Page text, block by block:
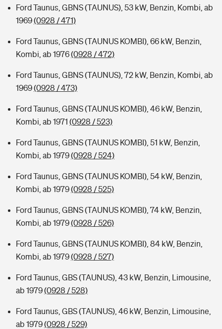
Ford Taunus, GBNS (TAUNUS), 53 kW, Benzin, Kombi, ab
1969(0928 / 471)
Ford Taunus, GBNS (TAUNUS KOMBI), 66 kW, Benzin,
Kombi, ab 1976(0928 / 472)
Ford Taunus, GBNS (TAUNUS), 72 kW, Benzin, Kombi, ab
1969(0928 / 473)
Ford Taunus, GBNS (TAUNUS KOMBI), 46 kW, Benzin,
Kombi, ab 1971 (0928 / 523)
Ford Taunus, GBNS (TAUNUS KOMBI), 51 kW, Benzin,
Kombi, ab 1979(0928 / 524)
Ford Taunus, GBNS (TAUNUS KOMBI), 54 kW, Benzin,
Kombi, ab 1979(0928 / 525)
Ford Taunus, GBNS (TAUNUS KOMBI), 74 kW, Benzin,
Kombi, ab 1979(0928 / 526)
Ford Taunus, GBNS (TAUNUS KOMBI), 84 kW, Benzin,
Kombi, ab 1979(0928 / 527)
Ford Taunus, GBS (TAUNUS), 43 kW, Benzin, Limousine,
ab 1979(0928 / 528)
Ford Taunus, GBS (TAUNUS), 46 kW, Benzin, Limousine,
ab 1979(0928 / 529)